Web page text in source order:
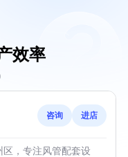
效率
咨询 进店
区，专注风管配套设